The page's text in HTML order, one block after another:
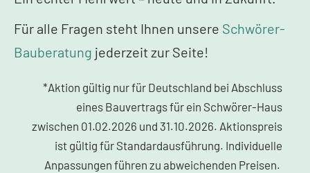
Für alle Fragen steht Ihnen unsere Schwörer-
Bauberatung jederzeit zur Seite!
*Aktion gültig nur für Deutschland bei Abschluss
eines Bauvertrags für ein Schwörer-Haus
zwischen 01.02.2026 und 31.10.2026. Aktionspreis
ist gültig für Standardausführung. Individuelle
Anpassungen führen zu abweichenden Preisen.